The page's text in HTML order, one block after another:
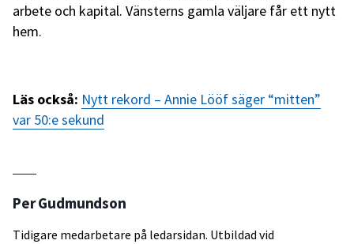
arbete och kapital. Vänsterns gamla väljare får ett nytt
hem.
Läs också: Nytt rekord – Annie Lööf säger “mitten”
var 50:e sekund
Per Gudmundson
Tidigare medarbetare på ledarsidan. Utbildad vid